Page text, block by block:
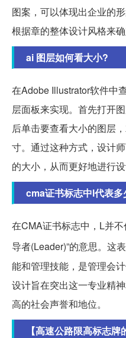
图案，可以体现出企业的
根据章的整体设计风格来确
ai 图层如何看大小?
在Adobe Illustrator软件中
层面板来实现。首先打开
后单击要查看大小的图层
寸。通过这种方式，设计
的大小，从而更好地进行设
cma证书标志中l代表多
在CMA证书标志中，L并
导者(Leader)”的意思。这
能和管理技能，是管理会
设计旨在突出这一专业精
高的社会声誉和地位。
【高速公路限高标志